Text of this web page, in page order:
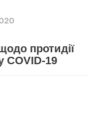
протидії
COVID-19